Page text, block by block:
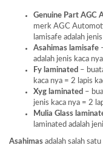
Genuine Part AGC
merk AGC
lamisafe adalah
Asahimas lamisafe
adalah jenis kaca
Fy laminated –
kaca nya = 2 lapis
Xyg laminated –
jenis kaca nya = 2
Mulia Glass
laminated adalah
Asahimas adalah salah